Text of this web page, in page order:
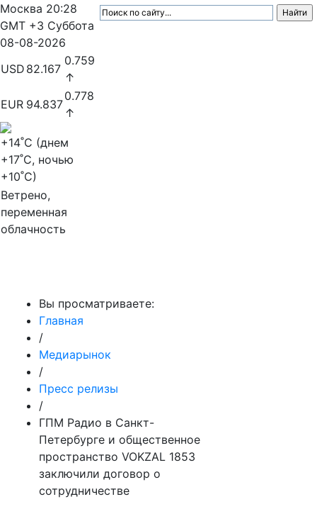
Москва 20:28
GMT +3 Суббота
08-08-2026
USD 82.167
0.759
↑
EUR 94.837
0.778
↑
+14˚C (днем
+17˚C, ночью
+10˚C)
Ветрено,
переменная
облачность
Вы просматриваете:
Главная
/
Медиарынок
/
Пресс релизы
/
ГПМ Радио в Санкт-
Петербурге и общественное
пространство VOKZAL 1853
заключили договор о
сотрудничестве